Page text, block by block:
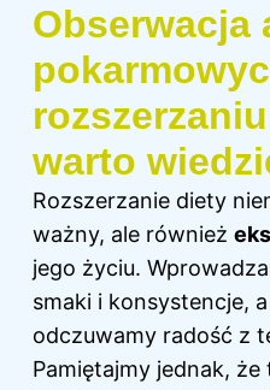
Obserwacja
warto
Rozszerzanie diety
ważny, ale również
jego życiu.
smaki i konsystencje,
odczuwamy radość z
Pamiętajmy jednak,